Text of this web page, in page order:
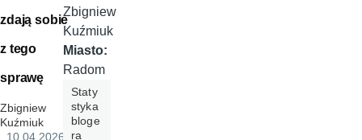
zdają sobie
z tego
sprawę
Zbigniew
Kuźmiuk
, 10.04.2026
Zbigniew
Kuźmiuk
Miasto:
Radom
Staty
styka
bloge
ra